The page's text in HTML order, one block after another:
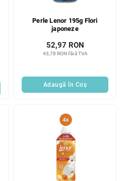
Perle Lenor 195g Flori
japoneze
43,78 RON fără TVA
52,97 RON
Adaugă în Coş